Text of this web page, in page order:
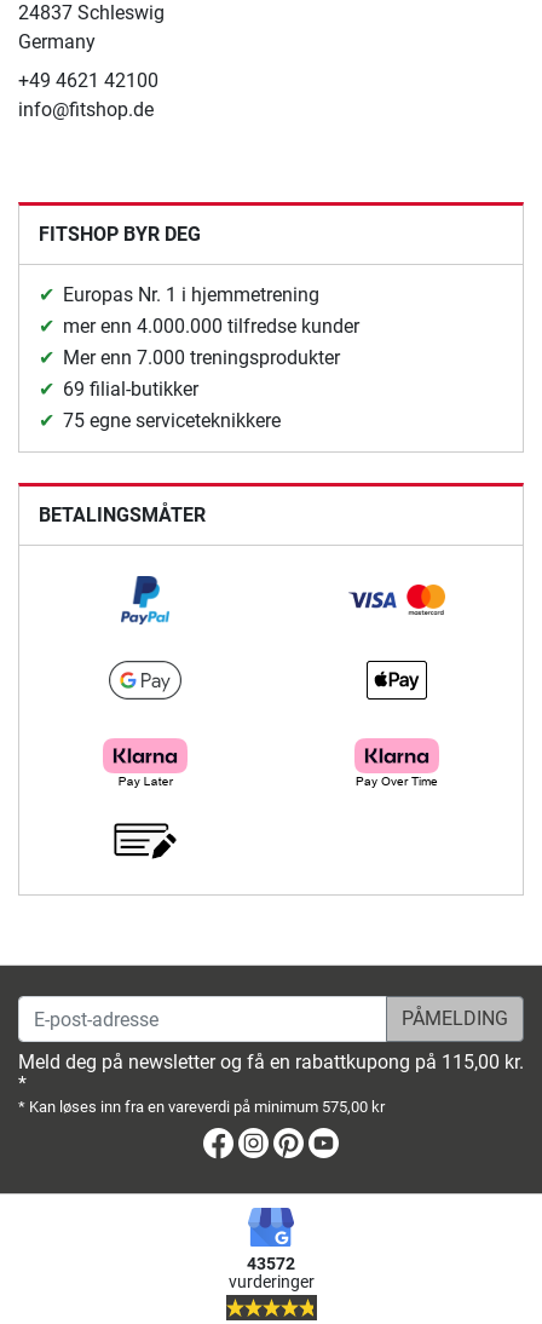
24837 Schleswig
Germany
+49 4621 42100
info@fitshop.de
FITSHOP BYR DEG
Europas Nr. 1 i hjemmetrening
mer enn 4.000.000 tilfredse kunder
Mer enn 7.000 treningsprodukter
69 filial-butikker
75 egne serviceteknikkere
BETALINGSMÅTER
E-post-adresse
Meld deg på newsletter og få en rabattkupong på 115,00 kr.
*
* Kan løses inn fra en vareverdi på minimum 575,00 kr
Facebook
Instagram
Pinterest
43572
vurderinger